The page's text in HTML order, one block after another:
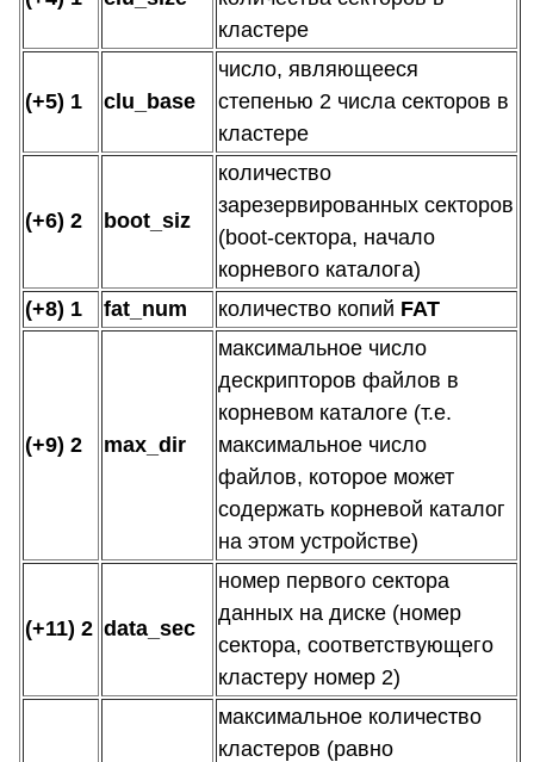
кластере
(+5) 1 clu_base
число, являющееся
степенью 2 числа секторов в
кластере
(+6) 2 boot_siz
количество
зарезервированных секторов
(boot-сектора, начало
корневого каталога)
(+8) 1
fat_num количество копий FAT
(+9) 2 max_dir
максимальное число
дескрипторов файлов в
корневом каталоге (т.е.
максимальное число
файлов, которое может
содержать корневой каталог
на этом устройстве)
(+11) 2 data_sec
номер первого сектора
данных на диске (номер
сектора, соответствующего
кластеру номер 2)
максимальное количество
кластеров (равно